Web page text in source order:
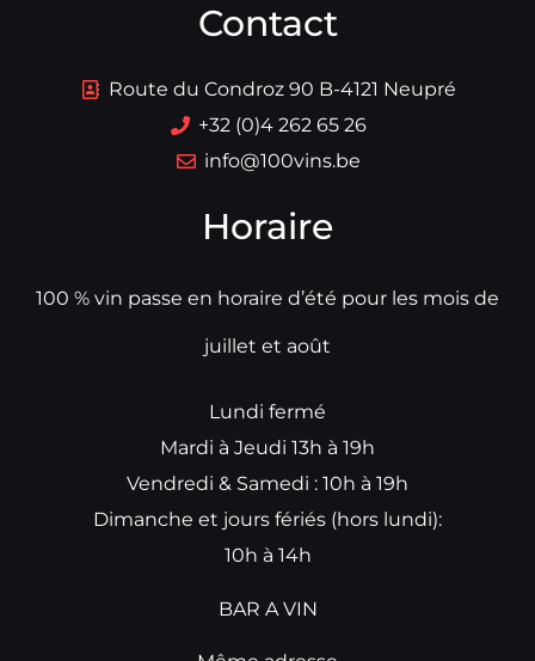
Contact
Route du Condroz 90 B-4121 Neupré
+32 (0)4 262 65 26
info@100vins.be
Horaire
100 % vin passe en horaire d’été pour les mois de
juillet et août
Lundi fermé
Mardi à Jeudi 13h à 19h
Vendredi & Samedi : 10h à 19h
Dimanche et jours fériés (hors lundi):
10h à 14h
BAR A VIN